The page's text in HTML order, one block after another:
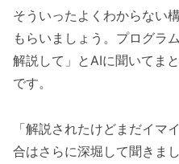
そういったよくわからない
もらいましょう。プログラ
解説して」とAIに聞いてま
です。
「解説されたけどまだイマ
合はさらに深堀して聞きまし